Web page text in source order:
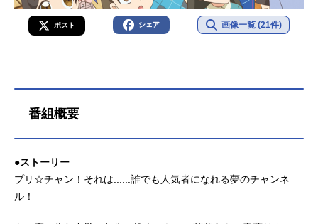
ポスト シェア 画像一覧 (21件)
番組概要
●ストーリー
プリ☆チャン！それは......誰でも人気者になれる夢のチャンネ
ル！